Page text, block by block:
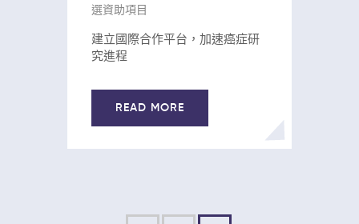
選資助項目
建立國際合作平台，加速癌症研
究進程
READ MORE